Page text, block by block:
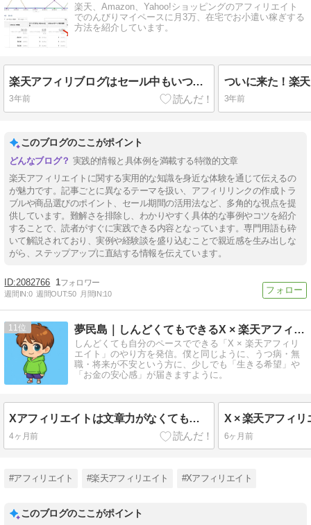
楽天、Amazon、Yahoo!ショッピングのアフィリエイト
でのんびりマイペースに月3万、在宅でお小遣い稼ぎする
方法を紹介しています。
楽天アフィリブログはセール中もいつも通りで大丈夫
3年前 3年前
このブログのここがポイント
実践的情報と具体例を満載する特徴的文章
楽天アフィリエイトに関する実用的な知識を身近な体験を通じて伝えるの
が魅力です。記事ごとに異なるテーマを扱い、アフィリリンクの作成トラ
ブルや商品選びのポイント、セール期間の活用法など、多角的な視点を提
供しています。難解さを排除し、わかりやすく具体的な事例やコツを紹介
することで、読者がすぐに実践できる内容となっています。専門用語も砕
いて解説されており、実例や経験談を盛り込むことで親近感を生み出しな
がら、ステップアップに直結する情報を伝えています。
2082766 1
週間IN:0 週間OUT:50 月間IN:10
11 夢民島｜しんどくてもできるX × 楽天アフィリエイト
しんどくても自分のペースでできる「X × 楽天アフィリ
エイト」のやり方を発信。僕と同じように、うつ病・無
職・将来が不安という方に、少しでも「生きる希望」や
「お金の安心感」が届きますように。
Xアフィリエイトは文章力がなくても稼げる？結論→もっと大事なことがあります
4ヶ月前 6ヶ月前
#アフィリエイト #楽天アフィリエイト #Xアフィリエイト
このブログのここがポイント